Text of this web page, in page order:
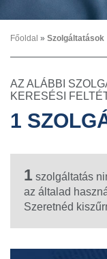
Főoldal » Szolgáltatások
AZ ALÁBBI
KERESÉSI
1
1 szolgáltatás
az általad
Szeretnéd